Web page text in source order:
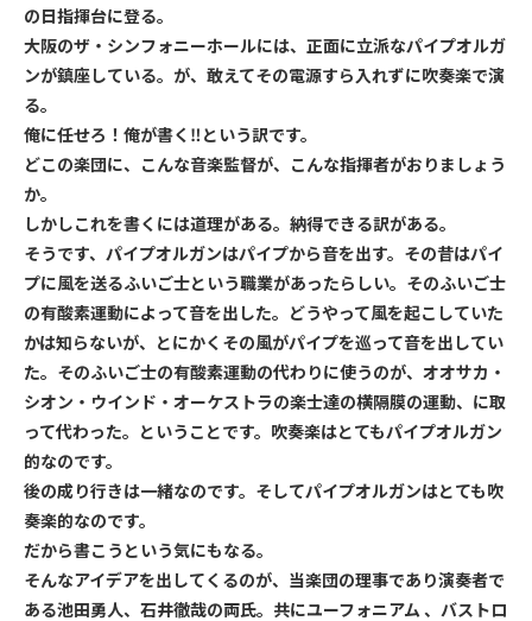
の日指揮台に登る。
大阪のザ・シンフォニーホールには、正面に立派なパイプオルガ
ンが鎮座している。が、敢えてその電源すら入れずに吹奏楽で演
る。
俺に任せろ！俺が書く‼︎という訳です。
どこの楽団に、こんな音楽監督が、こんな指揮者がおりましょう
か。
しかしこれを書くには道理がある。納得できる訳がある。
そうです、パイプオルガンはパイプから音を出す。その昔はパイ
プに風を送るふいご士という職業があったらしい。そのふいご士
の有酸素運動によって音を出した。どうやって風を起こしていた
かは知らないが、とにかくその風がパイプを巡って音を出してい
た。そのふいご士の有酸素運動の代わりに使うのが、オオサカ・
シオン・ウインド・オーケストラの楽士達の横隔膜の運動、に取
って代わった。ということです。吹奏楽はとてもパイプオルガン
的なのです。
後の成り行きは一緒なのです。そしてパイプオルガンはとても吹
奏楽的なのです。
だから書こうという気にもなる。
そんなアイデアを出してくるのが、当楽団の理事であり演奏者で
ある池田勇人、石井徹哉の両氏。共にユーフォニアム 、バストロ